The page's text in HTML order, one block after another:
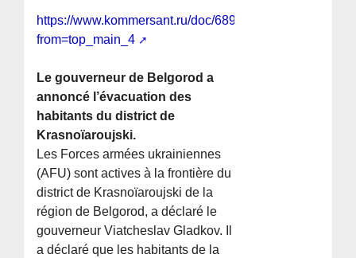
https://www.kommersant.ru/doc/6890976?
from=top_main_4
Le gouverneur de Belgorod a
annoncé l’évacuation des
habitants du district de
Krasnoïaroujski.
Les Forces armées ukrainiennes
(AFU) sont actives à la frontière du
district de Krasnoïaroujski de la
région de Belgorod, a déclaré le
gouverneur Viatcheslav Gladkov. Il
a déclaré que les habitants de la